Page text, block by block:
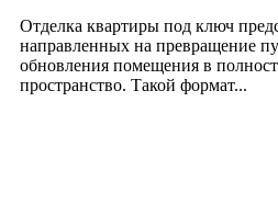
Отделка квартиры под ключ
направленных на превращение
обновления помещения в
пространство. Такой формат...
логотипом: эффективный